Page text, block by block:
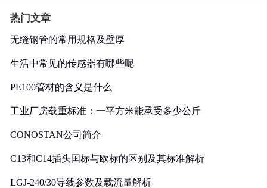
热门文章
无缝钢管的常用规格及壁厚
生活中常见的传感器有哪些呢
PE100管材的含义是什么
工业厂房载重标准：一平方米能承受多少公斤
CONOSTAN公司简介
C13和C14插头国标与欧标的区别及其标准解析
LGJ-240/30导线参数及载流量解析